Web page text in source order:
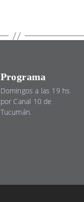
Programa
Domingos a las 19 hs
por Canal 10 de
Tucumán.